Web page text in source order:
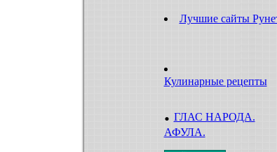
Лучшие сайты
Кулинарные рецепты
. ГЛАС НАРОДА.
АФУЛА.